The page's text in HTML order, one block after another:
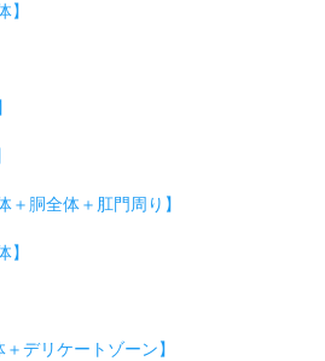
】
＋胴全体＋肛門周り】
】
デリケートゾーン】